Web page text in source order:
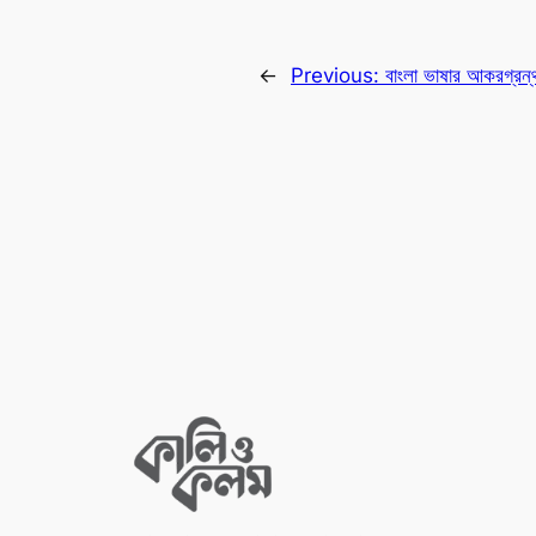
← Previous: বাংলা ভাষার